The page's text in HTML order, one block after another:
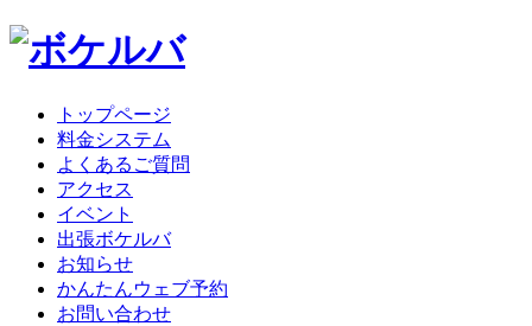
トップページ
料金システム
よくあるご質問
アクセス
イベント
出張ボケルバ
お知らせ
かんたんウェブ予約
お問い合わせ